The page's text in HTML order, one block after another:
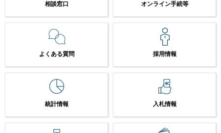
相談窓口 オンライン手続等
よくある質問 採用情報
統計情報 入札情報